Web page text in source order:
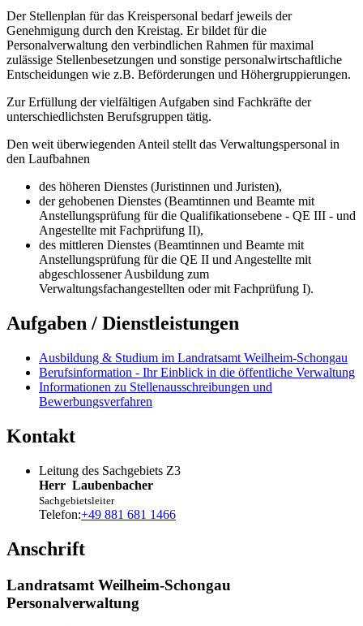
Der Stellenplan für das Kreispersonal bedarf jeweils der
Genehmigung durch den Kreistag. Er bildet für die
Personalverwaltung den verbindlichen Rahmen für maximal
zulässige Stellenbesetzungen und sonstige personalwirtschaftliche
Entscheidungen wie z.B. Beförderungen und Höhergruppierungen.
Zur Erfüllung der vielfältigen Aufgaben sind Fachkräfte der
unterschiedlichsten Berufsgruppen tätig.
Den weit überwiegenden Anteil stellt das Verwaltungspersonal in
den Laufbahnen
des höheren Dienstes (Juristinnen und Juristen),
der gehobenen Dienstes (Beamtinnen und Beamte mit
Anstellungsprüfung für die Qualifikationsebene - QE III - und
Angestellte mit Fachprüfung II),
des mittleren Dienstes (Beamtinnen und Beamte mit
Anstellungsprüfung für die QE II und Angestellte mit
abgeschlossener Ausbildung zum
Verwaltungsfachangestellten oder mit Fachprüfung I).
Aufgaben / Dienstleistungen
Ausbildung & Studium im Landratsamt Weilheim-Schongau
Berufsinformation - Ihr Einblick in die öffentliche Verwaltung
Informationen zu Stellenausschreibungen und
Bewerbungsverfahren
Kontakt
Leitung des Sachgebiets Z3
Herr Laubenbacher
Sachgebietsleiter
Telefon:+49 881 681 1466
Anschrift
Landratsamt Weilheim-Schongau
Personalverwaltung